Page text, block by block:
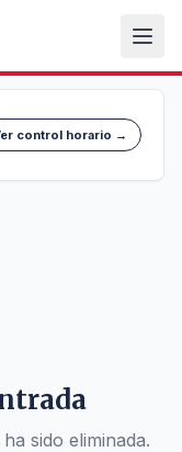
control horario →
sido eliminada.